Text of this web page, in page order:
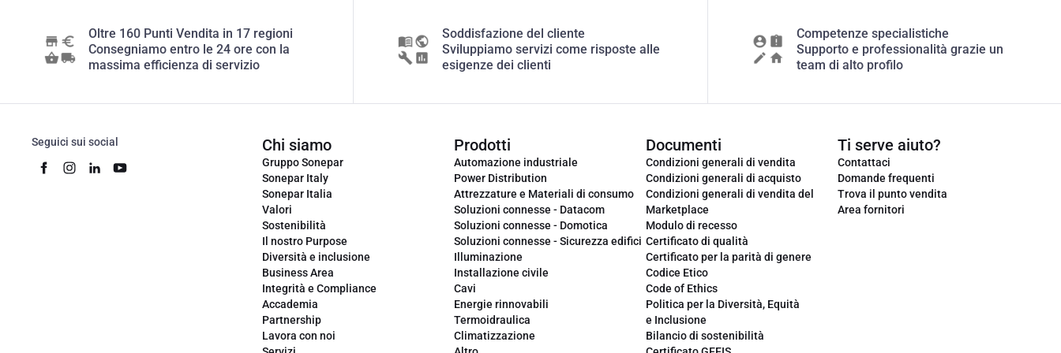
Oltre 160 Punti Vendita in 17 regioni
Consegniamo entro le 24 ore con la
massima efficienza di servizio
Soddisfazione del cliente
Sviluppiamo servizi come risposte alle
esigenze dei clienti
Competenze specialistiche
Supporto e professionalità grazie un
team di alto profilo
Seguici sui social Chi siamo
Gruppo Sonepar
Sonepar Italy
Sonepar Italia
Valori
Sostenibilità
Il nostro Purpose
Diversità e inclusione
Business Area
Integrità e Compliance
Accademia
Partnership
Lavora con noi
Prodotti
Automazione industriale
Power Distribution
Attrezzature e Materiali di consumo
Soluzioni connesse - Datacom
Soluzioni connesse - Domotica
Soluzioni connesse - Sicurezza edifici
Illuminazione
Installazione civile
Cavi
Energie rinnovabili
Termoidraulica
Climatizzazione
Documenti
Condizioni generali di vendita
Condizioni generali di acquisto
Condizioni generali di vendita del
Marketplace
Modulo di recesso
Certificato di qualità
Certificato per la parità di genere
Codice Etico
Code of Ethics
Politica per la Diversità, Equità
e Inclusione
Bilancio di sostenibilità
Ti serve aiuto?
Contattaci
Domande frequenti
Trova il punto vendita
Area fornitori